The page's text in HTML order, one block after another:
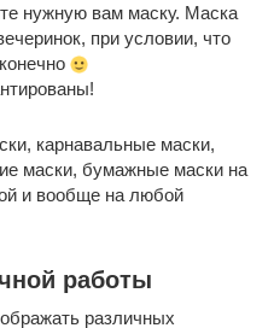
нужную вам маску. Маска
при условии, что
карнавальные маски,
маски, бумажные маски на
и вообще на любой
работы
различных